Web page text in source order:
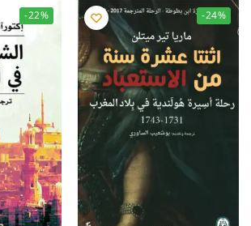
-24%
-22%